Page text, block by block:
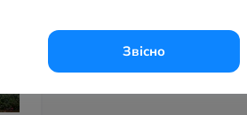
Звісно